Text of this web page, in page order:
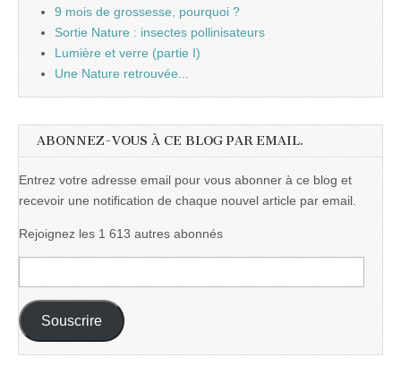
9 mois de grossesse, pourquoi ?
Sortie Nature : insectes pollinisateurs
Lumière et verre (partie I)
Une Nature retrouvée...
ABONNEZ-VOUS À CE BLOG PAR EMAIL.
Entrez votre adresse email pour vous abonner à ce blog et
recevoir une notification de chaque nouvel article par email.
Rejoignez les 1 613 autres abonnés
e-
mail :
Souscrire